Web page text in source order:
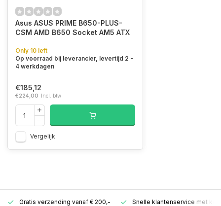
Asus ASUS PRIME B650-PLUS-
CSM AMD B650 Socket AM5 ATX
Only 10 left
Op voorraad bij leverancier, levertijd 2 -
4 werkdagen
€185,12
€224,00 Incl. btw
Vergelijk
Gratis verzending vanaf € 200,- Snelle klantenservice met